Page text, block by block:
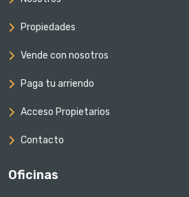
Propiedades
Vende con nosotros
Paga tu arriendo
Acceso Propietarios
Contacto
Oficinas